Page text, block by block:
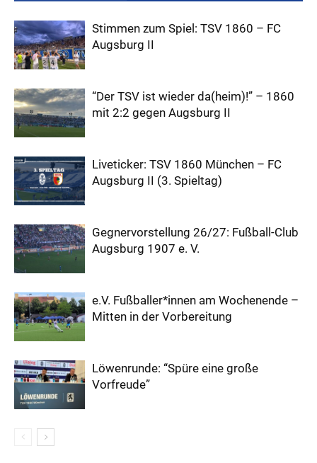
Stimmen zum Spiel: TSV 1860 – FC
Augsburg II
“Der TSV ist wieder da(heim)!” – 1860
mit 2:2 gegen Augsburg II
Liveticker: TSV 1860 München – FC
Augsburg II (3. Spieltag)
Gegnervorstellung 26/27: Fußball-Club
Augsburg 1907 e. V.
e.V. Fußballer*innen am Wochenende –
Mitten in der Vorbereitung
Löwenrunde: “Spüre eine große
Vorfreude”